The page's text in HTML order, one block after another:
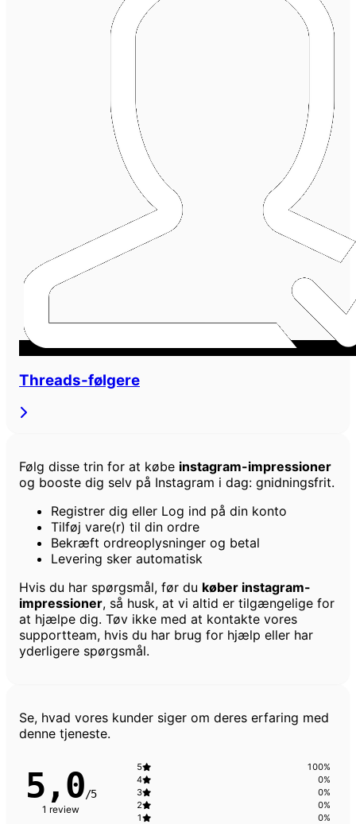
Threads-følgere
Følg disse trin for at købe instagram-impressioner
og booste dig selv på Instagram i dag: gnidningsfrit.
Registrer dig eller Log ind på din konto
Tilføj vare(r) til din ordre
Bekræft ordreoplysninger og betal
Levering sker automatisk
Hvis du har spørgsmål, før du køber instagram-
impressioner, så husk, at vi altid er tilgængelige for
at hjælpe dig. Tøv ikke med at kontakte vores
supportteam, hvis du har brug for hjælp eller har
yderligere spørgsmål.
Kundeanmeldelser
Se, hvad vores kunder siger om deres erfaring med
denne tjeneste.
5,0/5
1 review
5
100%
4
0%
3
0%
2
0%
1
0%